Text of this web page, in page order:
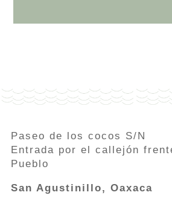
Paseo de los cocos S/N
Entrada por el callejón
Pueblo
San Agustinillo, Oaxaca